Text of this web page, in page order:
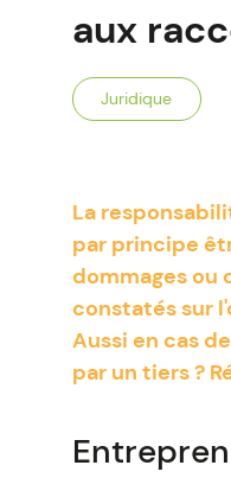
aux
Juridique
La
par principe
dommages ou
constatés sur
Aussi en cas
par un tiers ?